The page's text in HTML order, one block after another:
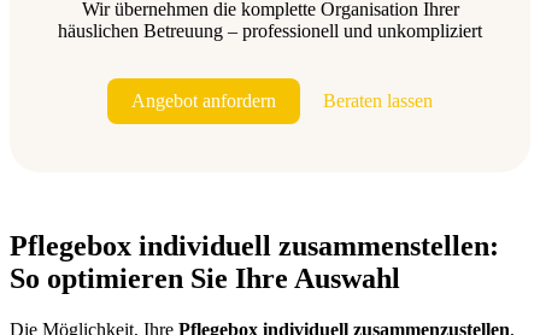
Wir übernehmen die komplette Organisation Ihrer
häuslichen Betreuung – professionell und unkompliziert
Angebot anfordern Beraten lassen
Pflegebox individuell zusammenstellen:
So optimieren Sie Ihre Auswahl
Die Möglichkeit, Ihre Pflegebox individuell zusammenzustellen,